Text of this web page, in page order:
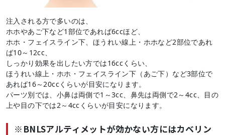
注入される方で多いのは、
ホホやあご下など1部位であれば6ccほど、
ホホ・フェイスライン下、ほうれい線上・ホホなど2部位であれ
ば10～12cc、
しっかり効果を出したい方では16ccくらい、
ほうれい線上・ホホ・フェイスライン下（あご下）など3部位で
あれば16～20ccくらいが目安になります。
パーツ別では、小鼻は両側で1～3cc、鼻先は両側で2～4cc、目の
上や目の下では2～4ccくらいが目安になります。
※BNLSアルティメットが効かない方にはカベリン